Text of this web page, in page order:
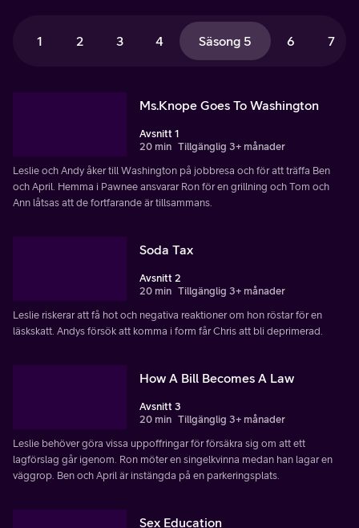
1 2 3 4 Säsong 5 6 7
Ms.Knope Goes To Washington
Avsnitt 1
20 min Tillgänglig 3+ månader
Leslie och Andy åker till Washington på jobbresa och för att träffa Ben
och April. Hemma i Pawnee ansvarar Ron för en grillning och Tom och
Ann låtsas att de fortfarande är tillsammans.
Soda Tax
Avsnitt 2
20 min Tillgänglig 3+ månader
Leslie riskerar att få hot och negativa reaktioner om hon röstar för en
läskskatt. Andys försök att komma i form får Chris att bli deprimerad.
How A Bill Becomes A Law
Avsnitt 3
20 min Tillgänglig 3+ månader
Leslie behöver göra vissa uppoffringar för försäkra sig om att ett
lagförslag går igenom. Ron möter en singelkvinna medan han lagar en
väggrop. Ben och April är instängda på en parkeringsplats.
Sex Education